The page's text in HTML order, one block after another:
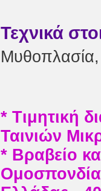
Τεχνικά
* Τιμητική
Ταινιών
* Βραβείο